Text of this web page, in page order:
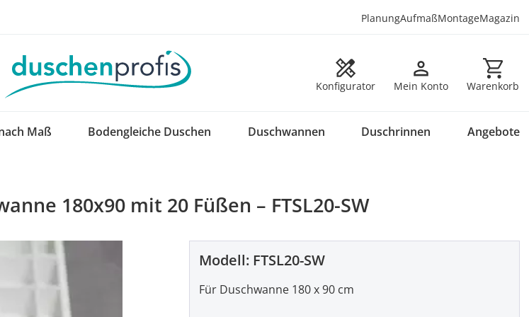
PlanungAufmaßMontageMagazin
Konfigurator Mein Konto Warenkorb
Warenkorb
Maß Bodengleiche Duschen Duschwannen Duschrinnen Angebote
180x90 mit 20 Füßen – FTSL20-SW
Modell: FTSL20-SW
Für Duschwanne 180 x 90 cm